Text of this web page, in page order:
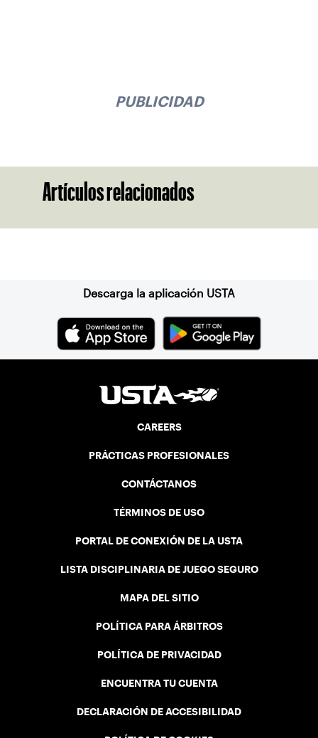
PUBLICIDAD
Artículos relacionados
Descarga la aplicación USTA
CAREERS
PRÁCTICAS PROFESIONALES
CONTÁCTANOS
TÉRMINOS DE USO
PORTAL DE CONEXIÓN DE LA USTA
LISTA DISCIPLINARIA DE JUEGO SEGURO
MAPA DEL SITIO
POLÍTICA PARA ÁRBITROS
POLÍTICA DE PRIVACIDAD
ENCUENTRA TU CUENTA
DECLARACIÓN DE ACCESIBILIDAD